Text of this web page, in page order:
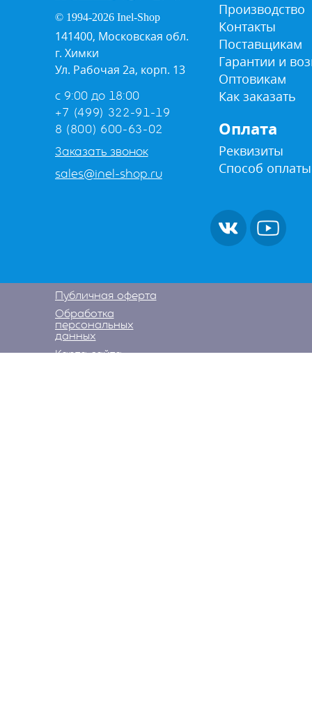
© 1994-2026 Inel-Shop
141400, Московская обл.
г. Химки
Ул. Рабочая 2а, корп. 13
с 9:00 до 18:00
+7 (499) 322-91-19
8 (800) 600-63-02
Заказать звонок
sales@inel-shop.ru
Производство
Контакты
Поставщикам
Гарантии и
Оптовикам
Как заказать
Оплата
Реквизиты
Способ оплаты
Публичная оферта
Обработка
персональных
данных
Карта сайта